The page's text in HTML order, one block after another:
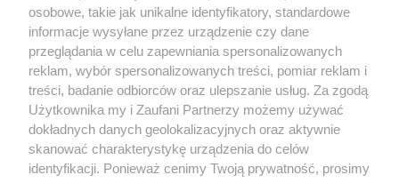
POGODA
29℃
Zobacz prognozę na 3 dni
osobowe, takie jak unikalne identyfikatory, standardowe
informacje wysyłane przez urządzenie czy dane
przeglądania w celu zapewniania spersonalizowanych
reklam, wybór spersonalizowanych treści, pomiar reklam i
treści, badanie odbiorców oraz ulepszanie usług. Za zgodą
Użytkownika my i Zaufani Partnerzy możemy używać
dokładnych danych geolokalizacyjnych oraz aktywnie
skanować charakterystykę urządzenia do celów
identyfikacji. Ponieważ cenimy Twoją prywatność, prosimy